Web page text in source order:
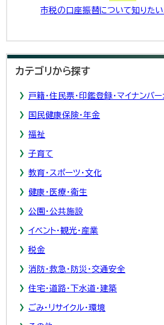
市税の口座振替について知りたい
カテゴリから探す
戸籍・住民票・印鑑登録・マイナンバ
国民健康保険・年金
福祉
子育て
教育・スポーツ・文化
健康・医療・衛生
公園・公共施設
イベント・観光・産業
税金
消防・救急・防災・交通安全
住宅・道路・下水道・建築
ごみ・リサイクル・環境